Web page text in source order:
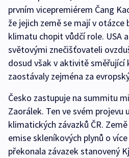
prvním vicepremiérem Čang
že jejich země se mají v otázce
klimatu chopit vůdčí role. USA
světovými znečišťovateli
dosud však v aktivitě směřující
zaostávaly zejména za
Česko zastupuje na summitu
Zaorálek. Ten ve svém projevu
klimatických závazků ČR.
emise skleníkových plynů o
překonala závazek stanovený